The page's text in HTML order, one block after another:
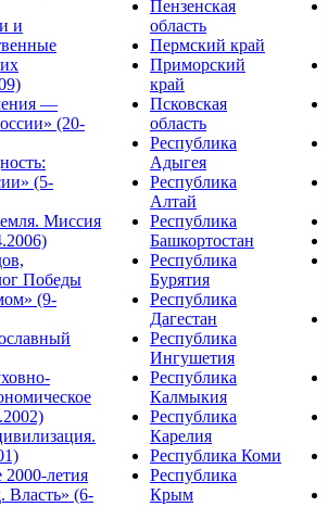
и
—
(20-
(5-
Миссия
Победы
(9-
летия
Власть» (6-
Пензенская
область
Пермский край
Приморский
край
Псковская
область
Республика
Адыгея
Республика
Алтай
Республика
Башкортостан
Республика
Бурятия
Республика
Дагестан
Республика
Ингушетия
Республика
Калмыкия
Республика
Карелия
Республика Коми
Республика
Крым